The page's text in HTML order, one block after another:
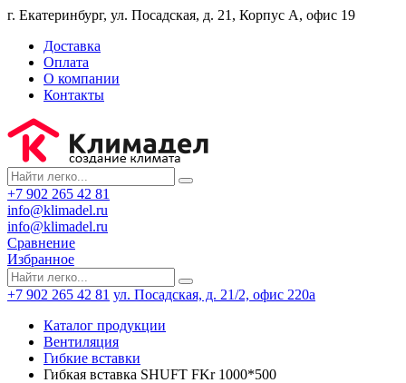
г. Екатеринбург, ул. Посадская, д. 21, Корпус А, офис 19
Доставка
Оплата
О компании
Контакты
+7 902 265 42 81
info@klimadel.ru
info@klimadel.ru
Сравнение
Избранное
+7 902 265 42 81 ул. Посадская, д. 21/2, офис 220а
Каталог продукции
Вентиляция
Гибкие вставки
Гибкая вставка SHUFT FKr 1000*500